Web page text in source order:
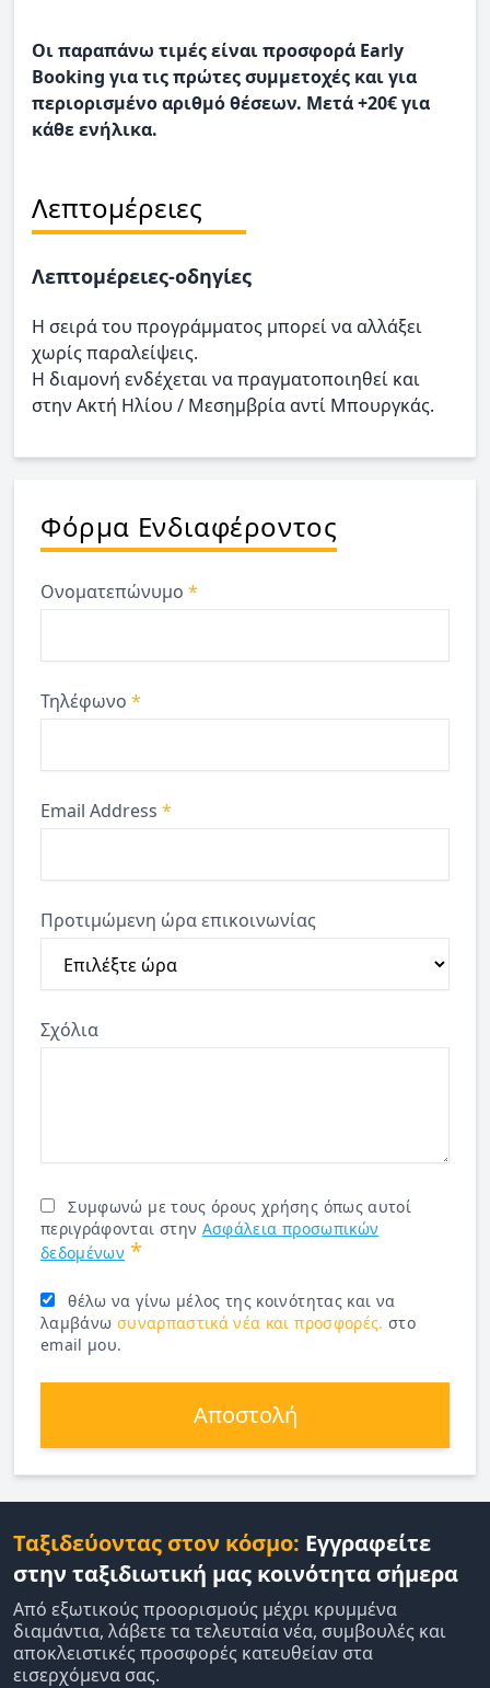
Οι παραπάνω τιμές είναι προσφορά Early
Booking για τις πρώτες συμμετοχές και για
περιορισμένο αριθμό θέσεων. Μετά +20€ για
κάθε ενήλικα.
Λεπτομέρειες
Λεπτομέρειες-οδηγίες
Η σειρά του προγράμματος μπορεί να αλλάξει
χωρίς παραλείψεις.
Η διαμονή ενδέχεται να πραγματοποιηθεί και
στην Ακτή Ηλίου / Μεσημβρία αντί Μπουργκάς.
Φόρμα Ενδιαφέροντος
Ονοματεπώνυμο *
Τηλέφωνο *
Email Address *
Προτιμώμενη ώρα επικοινωνίας
Σχόλια
Συμφωνώ με τους όρους χρήσης όπως αυτοί
περιγράφονται στην Ασφάλεια προσωπικών
δεδομένων *
θέλω να γίνω μέλος της κοινότητας και να
λαμβάνω συναρπαστικά νέα και προσφορές. στο
email μου.
Αποστολή
Ταξιδεύοντας στον κόσμο: Εγγραφείτε
στην ταξιδιωτική μας κοινότητα σήμερα
Από εξωτικούς προορισμούς μέχρι κρυμμένα
διαμάντια, λάβετε τα τελευταία νέα, συμβουλές και
αποκλειστικές προσφορές κατευθείαν στα
εισερχόμενα σας.